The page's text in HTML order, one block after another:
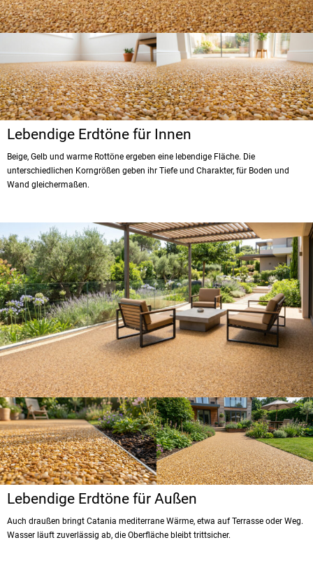
Lebendige Erdtöne für Innen
Beige, Gelb und warme Rottöne ergeben eine lebendige Fläche. Die
unterschiedlichen Korngrößen geben ihr Tiefe und Charakter, für Boden und
Wand gleichermaßen.
Lebendige Erdtöne für Außen
Auch draußen bringt Catania mediterrane Wärme, etwa auf Terrasse oder Weg.
Wasser läuft zuverlässig ab, die Oberfläche bleibt trittsicher.